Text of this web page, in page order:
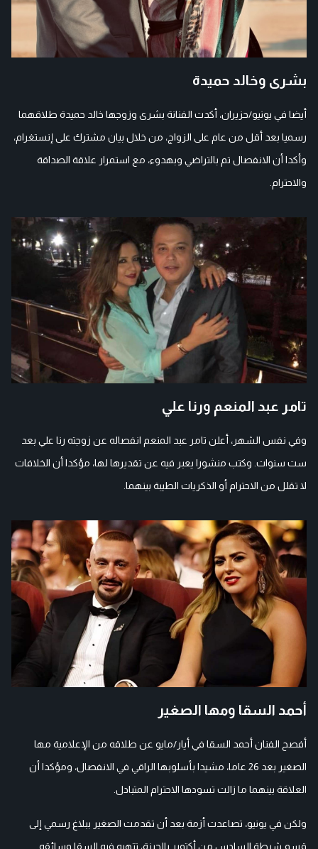
بشرى وخالد حميدة
أيضا في يونيو/حزيران، أكدت الفنانة بشرى وزوجها خالد حميدة طلاقهما
رسميا بعد أقل من عام على الزواج، من خلال بيان مشترك على إنستغرام،
وأكدا أن الانفصال تم بالتراضي وبهدوء، مع استمرار علاقة الصداقة
والاحترام.
تامر عبد المنعم ورنا علي
وفي نفس الشهر، أعلن تامر عبد المنعم انفصاله عن زوجته رنا علي بعد
ست سنوات. وكتب منشورا يعبر فيه عن تقديرها لها، مؤكدا أن الخلافات
لا تقلل من الاحترام أو الذكريات الطيبة بينهما.
أحمد السقا ومها الصغير
أفصح الفنان أحمد السقا في أيار/مايو عن طلاقه من الإعلامية مها
الصغير بعد 26 عاما، مشيدا بأسلوبها الراقي في الانفصال، ومؤكدا أن
العلاقة بينهما ما زالت تسودها الاحترام المتبادل.
ولكن في يونيو، تصاعدت أزمة بعد أن تقدمت الصغير ببلاغ رسمي إلى
قسم شرطة السادس من أكتوبر بالجيزة، تتهيه فيه السقا وسائقه